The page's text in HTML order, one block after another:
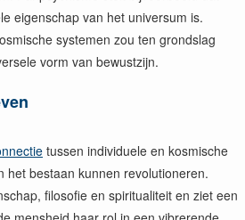
eigenschap van het universum is.
systemen zou ten grondslag
vorm van bewustzijn.
tussen individuele en kosmische
het bestaan kunnen revolutioneren.
filosofie en spiritualiteit en ziet een